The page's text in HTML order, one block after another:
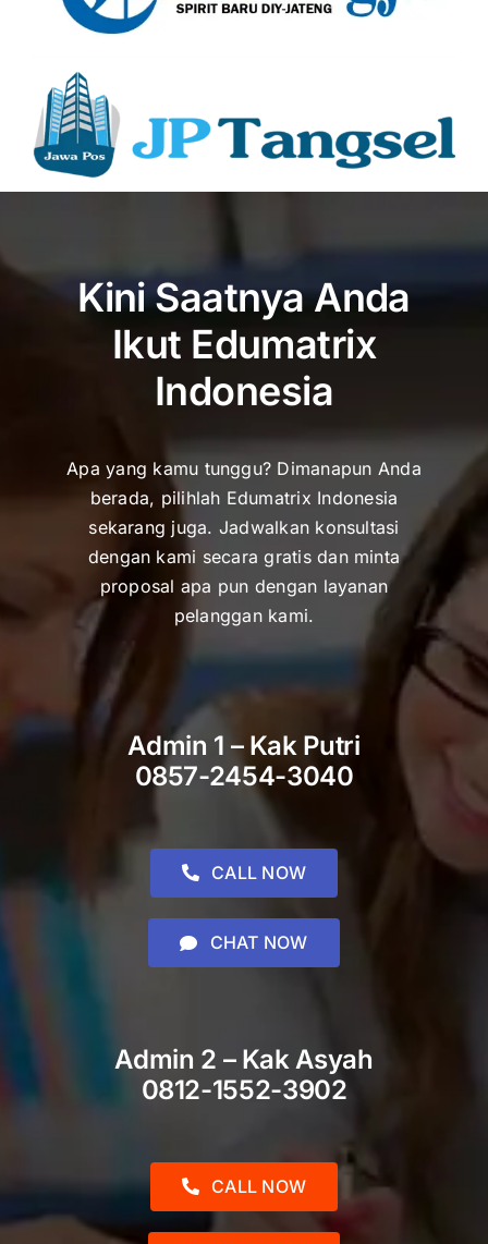
Kini Saatnya Anda
Ikut Edumatrix
Indonesia
Apa yang kamu tunggu? Dimanapun Anda
berada, pilihlah Edumatrix Indonesia
sekarang juga. Jadwalkan konsultasi
dengan kami secara gratis dan minta
proposal apa pun dengan layanan
pelanggan kami.
Admin 1 – Kak Putri
0857-2454-3040
CALL NOW
CHAT NOW
Admin 2 – Kak Asyah
0812-1552-3902
CALL NOW